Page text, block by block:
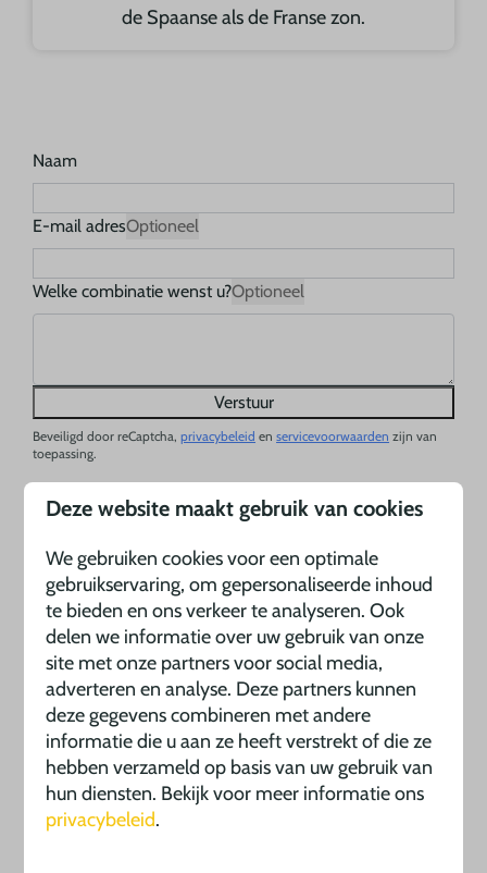
de Spaanse als de Franse zon.
Naam
E-mail adresOptioneel
Welke combinatie wenst u?Optioneel
Verstuur
Beveiligd door reCaptcha,privacybeleid enservicevoorwaarden zijn van
toepassing.
Deze website maakt gebruik van cookies
We gebruiken cookies voor een optimale
gebruikservaring, om gepersonaliseerde inhoud
te bieden en ons verkeer te analyseren. Ook
delen we informatie over uw gebruik van onze
site met onze partners voor social media,
adverteren en analyse. Deze partners kunnen
deze gegevens combineren met andere
informatie die u aan ze heeft verstrekt of die ze
hebben verzameld op basis van uw gebruik van
hun diensten. Bekijk voor meer informatie ons
privacybeleid.